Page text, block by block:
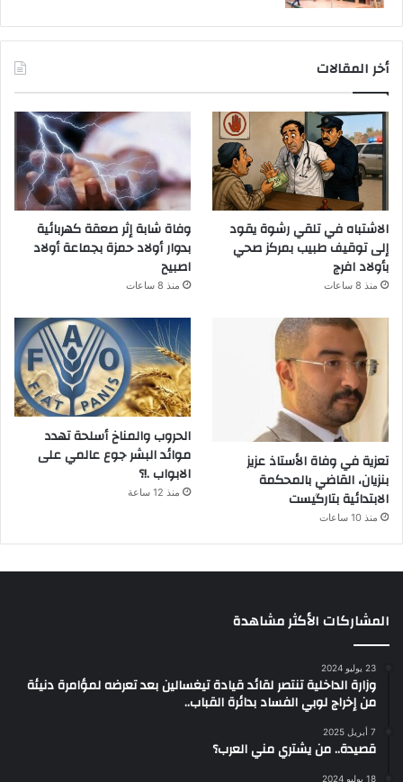
أخر المقالات
الاشتباه في تلقي رشوة يقود
إلى توقيف طبيب بمركز صحي
بأولاد افرج
منذ 8 ساعات
وفاة شابة إثر صعقة كهربائية
بدوار أولاد حمزة بجماعة أولاد
اصبيح
منذ 8 ساعات
تعزية في وفاة الأستاذ عزيز
بنزيان، القاضي بالمحكمة
الابتدائية بتارگيست
منذ 10 ساعات
الحروب والمناخ أسلحة تهدد
موائد البشر جوع عالمي على
الابواب .!؟
منذ 12 ساعة
المشاركات الأكثر مشاهدة
23 يوليو 2024
وزارة الداخلية تنتصر لقائد قيادة تيغسالين بعد تعرضه لمؤامرة دنيئة
من إخراج لوبي الفساد بدائرة القباب..
7 أبريل 2025
قصيدة.. من يشتري مني العرب؟
18 يوليو 2024